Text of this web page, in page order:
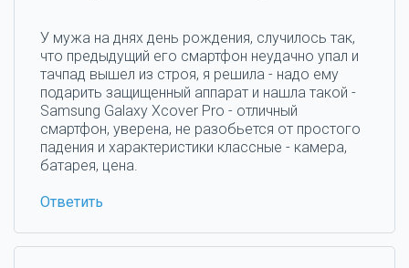
У мужа на днях день рождения, случилось так,
что предыдущий его смартфон неудачно упал и
тачпад вышел из строя, я решила - надо ему
подарить защищенный аппарат и нашла такой -
Samsung Galaxy Xcover Pro - отличный
смартфон, уверена, не разобьется от простого
падения и характеристики классные - камера,
батарея, цена.
Ответить